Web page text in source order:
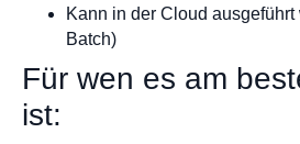
Kann in der Cloud ausgeführt
Batch)
Für wen es am
ist: